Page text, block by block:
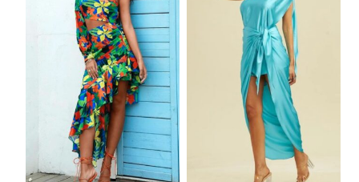
MÚLTIPLES
VARIANTES.
OPCIONES
PUEDEN
ELEGIR
LA
MÚLTIPLES
VARIANTES.
OPCIONES